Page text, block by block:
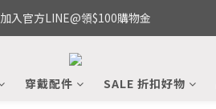
加入官方LINE@領$100購物金
穿戴配件 SALE 折扣好物